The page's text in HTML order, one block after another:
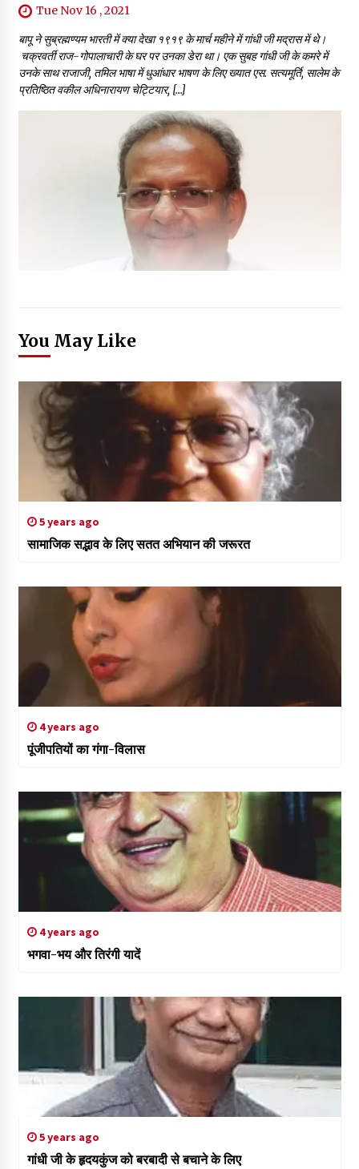
Tue Nov 16 , 2021
बापू ने सुब्रह्मण्यम भारती में क्या देखा १९१९ के मार्च महीने में गांधी जी मद्रास में थे।
चक्रवर्ती राज-गोपालाचारी के घर पर उनका डेरा था। एक सुबह गांधी जी के कमरे में
उनके साथ राजाजी, तमिल भाषा में धुआंधार भाषण के लिए ख्यात एस. सत्यमूर्ति, सालेम के
प्रतिष्ठित वकील अधिनारायण चेट्टियार, […]
You May Like
5 years ago
सामाजिक सद्भाव के लिए सतत अभियान की जरूरत
4 years ago
पूंजीपतियों का गंगा-विलास
4 years ago
भगवा-भय और तिरंगी यादें
5 years ago
गांधी जी के हृदयकुंज को बरबादी से बचाने के लिए